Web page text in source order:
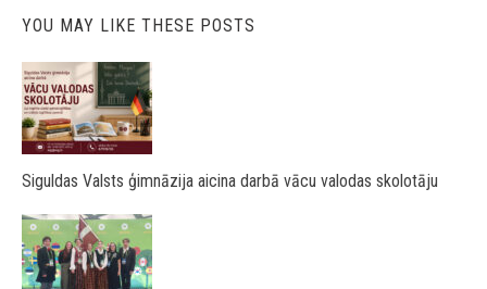
YOU MAY LIKE THESE POSTS
Siguldas Valsts ģimnāzija aicina darbā vācu valodas skolotāju